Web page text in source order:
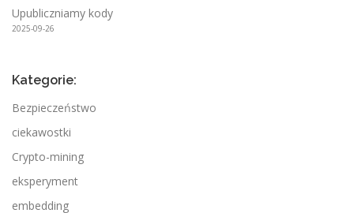
Upubliczniamy kody
2025-09-26
Kategorie:
Bezpieczeństwo
ciekawostki
Crypto-mining
eksperyment
embedding